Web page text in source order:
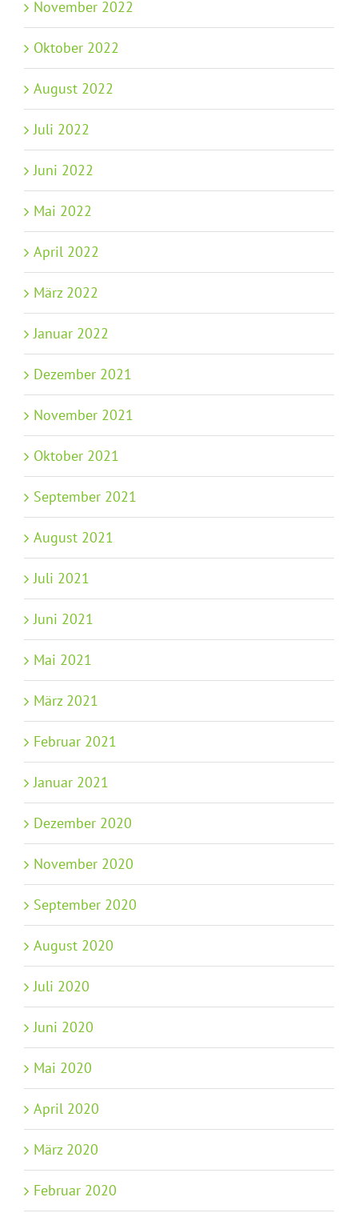
November 2022
Oktober 2022
August 2022
Juli 2022
Juni 2022
Mai 2022
April 2022
März 2022
Januar 2022
Dezember 2021
November 2021
Oktober 2021
September 2021
August 2021
Juli 2021
Juni 2021
Mai 2021
März 2021
Februar 2021
Januar 2021
Dezember 2020
November 2020
September 2020
August 2020
Juli 2020
Juni 2020
Mai 2020
April 2020
März 2020
Februar 2020